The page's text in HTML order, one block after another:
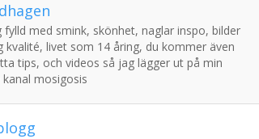
fylld med smink, skönhet, naglar inspo, bilder
kvalité, livet som 14 åring, du kommer även
tips, och videos så jag lägger ut på min
mosigosis